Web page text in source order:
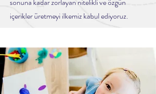
içerikler üretmeyi ilkemiz kabul ediyoruz.